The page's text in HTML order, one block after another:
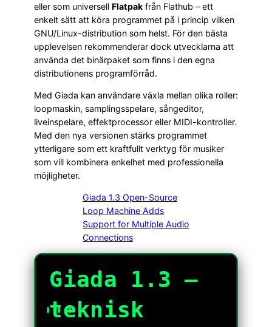
eller som universell Flatpak från Flathub – ett
enkelt sätt att köra programmet på i princip vilken
GNU/Linux-distribution som helst. För den bästa
upplevelsen rekommenderar dock utvecklarna att
använda det binärpaket som finns i den egna
distributionens programförråd.
Med Giada kan användare växla mellan olika roller:
loopmaskin, samplingsspelare, sångeditor,
liveinspelare, effektprocessor eller MIDI-kontroller.
Med den nya versionen stärks programmet
ytterligare som ett kraftfullt verktyg för musiker
som vill kombinera enkelhet med professionella
möjligheter.
Giada 1.3 Open-Source
Loop Machine Adds
Support for Multiple Audio
Connections
Giada 1.3 —
teknisk